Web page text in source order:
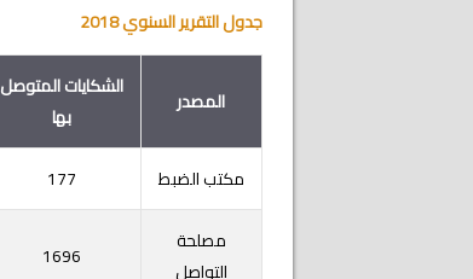
جدول التقرير السنوي 2018
المصدر
الشكايات المتوصل
بها
مكتب الضبط
177
مصلحة
التواصل
1696